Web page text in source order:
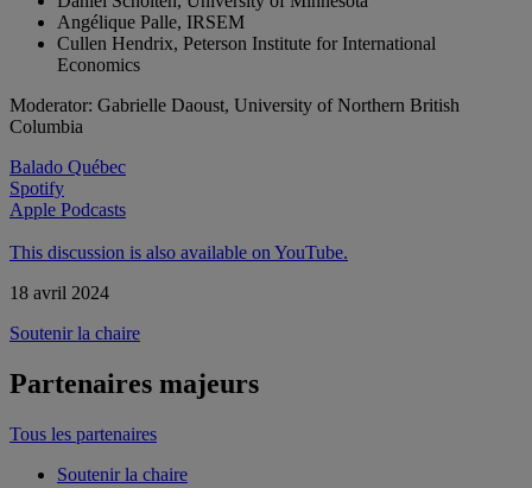
Angélique Palle, IRSEM
Cullen Hendrix, Peterson Institute for International
Economics
Moderator: Gabrielle Daoust, University of Northern British
Columbia
Balado Québec
Spotify
Apple Podcasts
This discussion is also available on YouTube.
18 avril 2024
Soutenir la chaire
Partenaires majeurs
Tous les partenaires
Soutenir la chaire